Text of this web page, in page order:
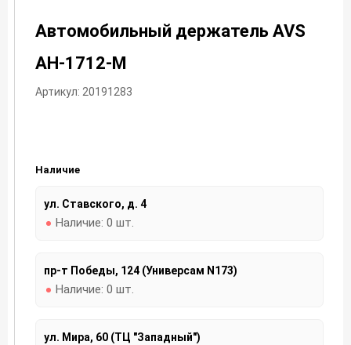
Автомобильный держатель AVS
AH-1712-M
Артикул: 20191283
Наличие
ул. Ставского, д. 4
Наличие: 0 шт.
пр-т Победы, 124 (Универсам N173)
Наличие: 0 шт.
ул. Мира, 60 (ТЦ "Западный")